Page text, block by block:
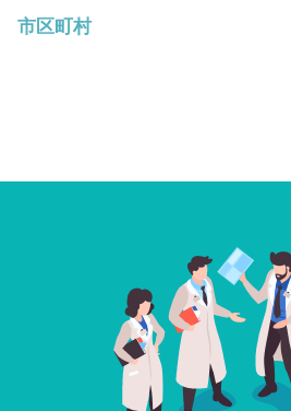
市区町村